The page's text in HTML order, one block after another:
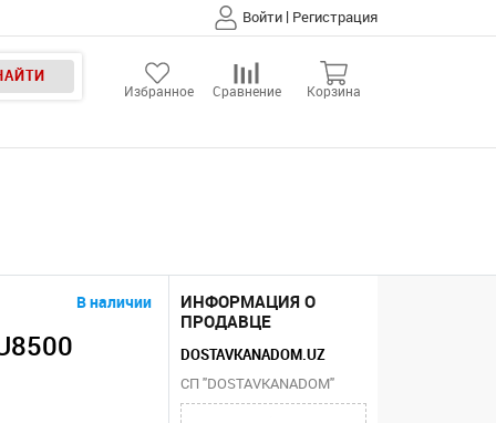
Войти | Регистрация
Избранное Сравнение Корзина
В наличии
ИНФОРМАЦИЯ О
ПРОДАВЦЕ
DOSTAVKANADOM.UZ
СП "DOSTAVKANADOM"